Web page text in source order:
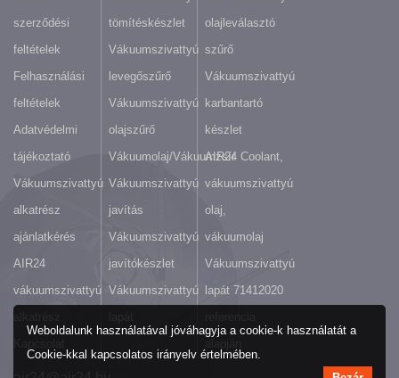
szerződési
feltételek
Felhasználási
feltételek
Adatvédelmi
tájékoztató
Vákuumszivattyú
alkatrész
ajánlatkérés
AIR24
vákuumszivattyú
tömítéskészlet
Vákuumszivattyú
levegőszűrő
Vákuumszivattyú
olajszűrő
Vákuumolaj/Vákuumzsír
Vákuumszivattyú
javítás
Vákuumszivattyú
javítókészlet
Vákuumszivattyú
olajleválasztó
szűrő
Vákuumszivattyú
karbantartó
készlet
AIR24 Coolant,
vákuumszivattyú
olaj,
vákuumolaj
Vákuumszivattyú
lapát 71412020
Weboldalunk használatával jóváhagyja a cookie-k használatát a
Cookie-kkal kapcsolatos irányelv értelmében.